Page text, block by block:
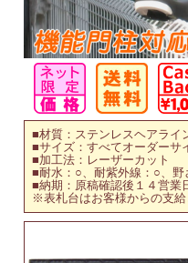
■材質：ステンレスヘアライ
■サイズ：すべてオーダーサ
■加工法：レーザーカット
■耐水：○、耐紫外線：○、野
■納期：原稿確認後１４営業
※表札台はお客様からの支給